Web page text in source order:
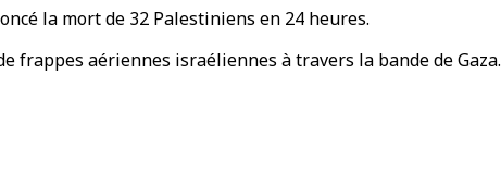
la mort de 32 Palestiniens en 24 heures.
frappes aériennes israéliennes à travers la bande de Gaza.